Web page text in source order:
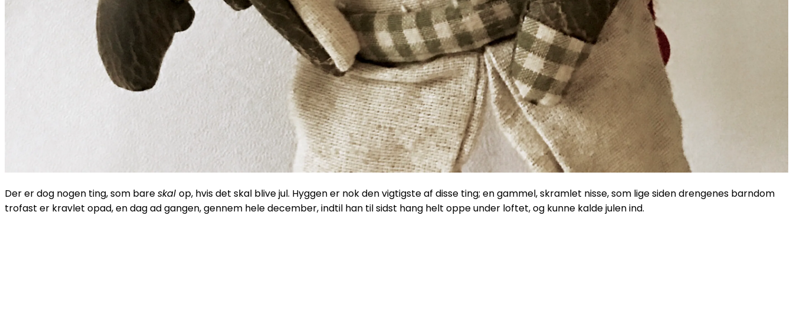
Der er dog nogen ting, som bareskal op, hvis det skal blive jul. Hyggen er nok den vigtigste af disse ting; en gammel, skramlet nisse, som lige siden drengenes barndom
trofast er kravlet opad, en dag ad gangen, gennem hele december, indtil han til sidst hang helt oppe under loftet, og kunne kalde julen ind.